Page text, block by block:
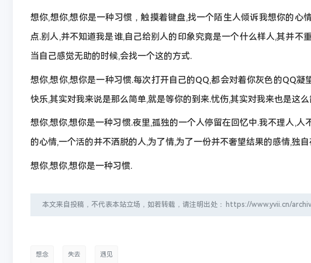
想你,想你,想你是一种习惯，触摸着键盘,找一个陌生人倾诉我想你的
点.别人,并不知道我是谁,自己给别人的印象究竟是一个什么样人,其并
当自己感觉无助的时候,会找一个这的方式.
想你,想你,想你是一种习惯.每次打开自己的QQ,都会对着你灰色的QQ
快乐,其实对我来说是那么简单,就是等你的到来.忧伤,其实对我来也是这
想你,想你,想你是一种习惯.夜里,孤独的一个人停留在回忆中.我不理人,
的心情,一个活的并不洒脱的人,为了情,为了一份并不奢望结果的感情,独
想你,想你,想你是一种习惯.
本文来自投稿，不代表本站立场，如若转载，请注明出处：
想念 失去 遇见